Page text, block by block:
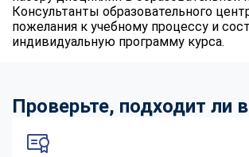
Консультанты образовательного
пожелания к учебному процессу и
индивидуальную программу курса.
Проверьте, подходит ли